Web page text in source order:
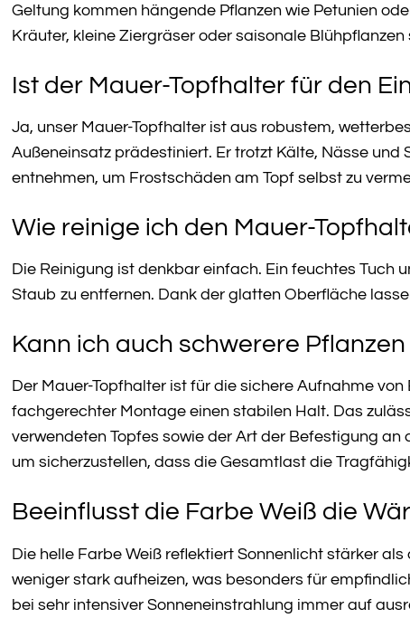
Geltung kommen hängende Pflanzen wie Petunien
Kräuter, kleine Ziergräser oder saisonale
Ist der Mauer-Topfhalter für den
Ja, unser Mauer-Topfhalter ist aus robustem,
Außeneinsatz prädestiniert. Er trotzt Kälte, Nässe und
entnehmen, um Frostschäden am Topf selbst zu
Wie reinige ich den Mauer-
Die Reinigung ist denkbar einfach. Ein feuchtes Tuch
Staub zu entfernen. Dank der glatten Oberfläche
Kann ich auch schwerere
Der Mauer-Topfhalter ist für die sichere Aufnahme
fachgerechter Montage einen stabilen Halt. Das
verwendeten Topfes sowie der Art der Befestigung an
um sicherzustellen, dass die Gesamtlast die
Beeinflusst die Farbe Weiß die
Die helle Farbe Weiß reflektiert Sonnenlicht stärker
weniger stark aufheizen, was besonders für
bei sehr intensiver Sonneneinstrahlung immer auf